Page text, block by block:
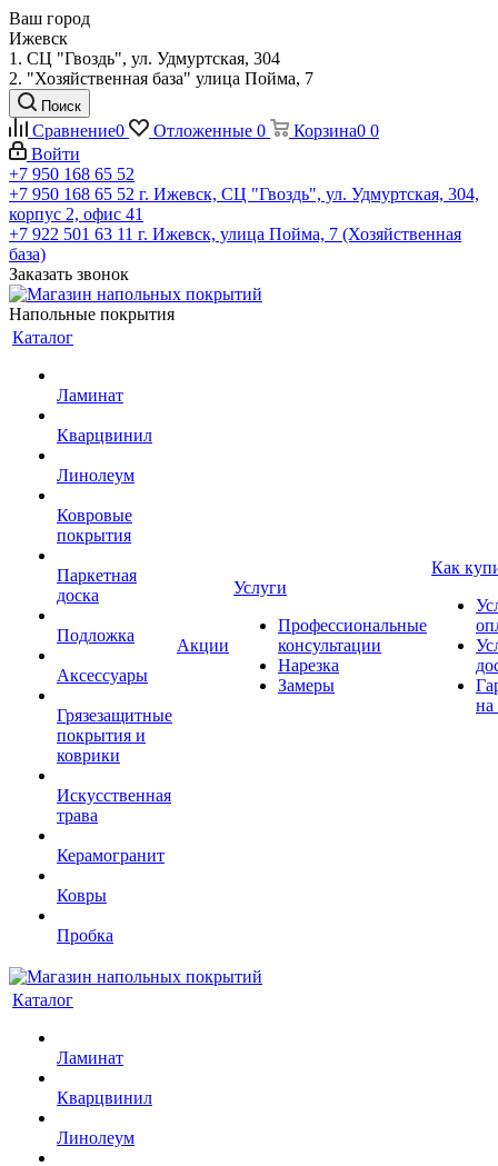
Ваш город
Ижевск
1. СЦ "Гвоздь", ул. Удмуртская, 304
2. "Хозяйственная база" улица Пойма, 7
Поиск
Сравнение0 Отложенные 0 Корзина0 0
Войти
+7 950 168 65 52
+7 950 168 65 52 г. Ижевск, СЦ "Гвоздь", ул. Удмуртская, 304,
корпус 2, офис 41
+7 922 501 63 11 г. Ижевск, улица Пойма, 7 (Хозяйственная
база)
Заказать звонок
Напольные покрытия
Каталог
Ламинат
Кварцвинил
Линолеум
Ковровые
покрытия
Паркетная
доска
Подложка
Аксессуары
Грязезащитные
покрытия и
коврики
Искусственная
трава
Керамогранит
Ковры
Пробка
Акции
Услуги
Профессиональные
консультации
Нарезка
Замеры
Как
на
Каталог
Ламинат
Кварцвинил
Линолеум